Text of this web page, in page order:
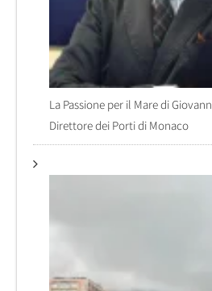
La Passione per il Mare di
Direttore dei Porti di Monaco